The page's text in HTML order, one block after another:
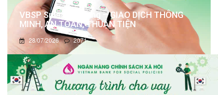
VBSP Smart Banking – GIAO DỊCH THÔNG
MINH, AN TOÀN, THUẬN TIỆN
28/07/2026 2071